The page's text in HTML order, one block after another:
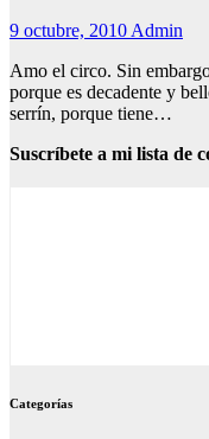
9 octubre, 2010Admin
Amo el circo. Sin
porque es decadente y
serrín, porque tiene…
Suscríbete a mi lista de
Categorías